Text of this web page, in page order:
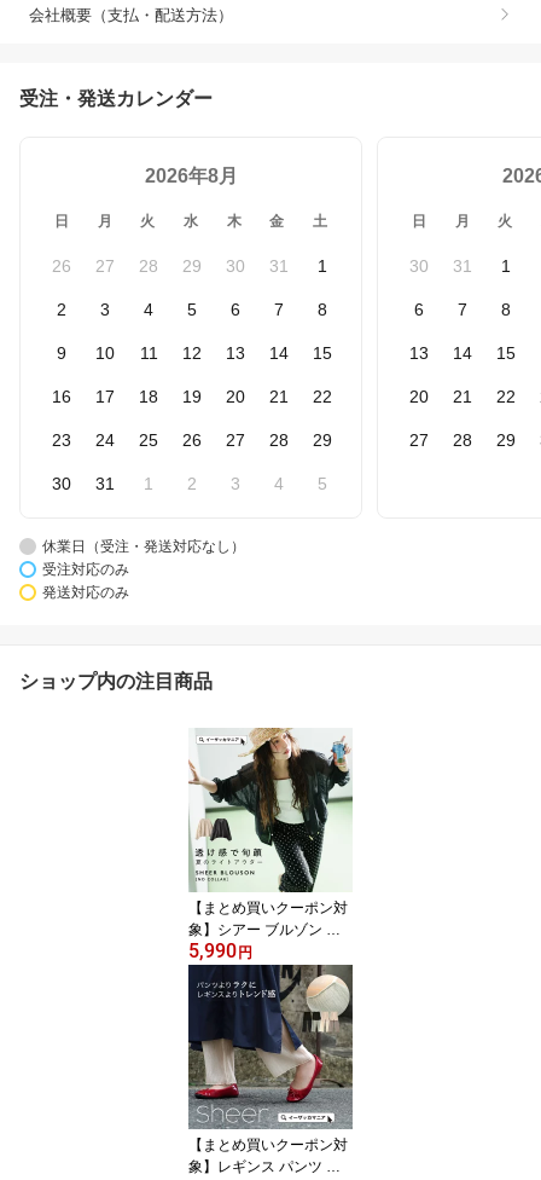
会社概要（支払・配送方法）
受注・発送カレンダー
2026年8月
日 月 火 水 木 金 土
26 27 28 29 30 31 1
2 3 4 5 6 7 8
9 10 11 12 13 14 15
16 17 18 19 20 21 22
23 24 25 26 27 28 29
30 31 1 2 3 4 5
日 月 火
30 31 1
6 7 8
13 14 15
20 21 22
27 28 29
休業日（受注・発送対応なし）
受注対応のみ
発送対応のみ
ショップ内の注目商品
【まとめ買いクーポン対
象】シアー ブルゾン 羽
織り レディース / アウタ
ー ライトアウター シア
ーアウター 羽織もの 長
袖 透け感 涼しい 紫外線
対策 冷房対策 薄手 体型
カバー ゆったり 夏 【メ
ール便可22】◆zootie
（ズーティー）：シアー
ブルゾン［ノーカラー］
5,990 円
【まとめ買いクーポン対
象】レギンス パンツ シ